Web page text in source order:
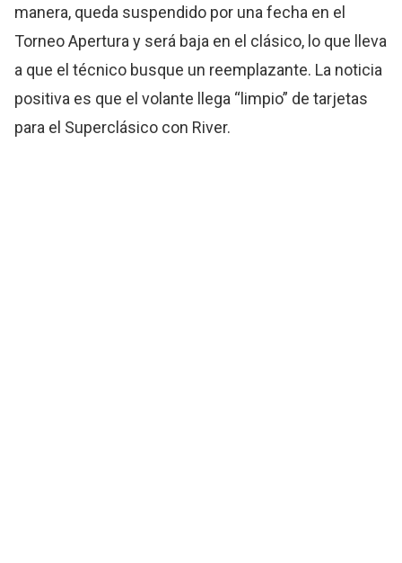
manera, queda suspendido por una fecha en el
Torneo Apertura y será baja en el clásico, lo que lleva
a que el técnico busque un reemplazante. La noticia
positiva es que el volante llega “limpio” de tarjetas
para el Superclásico con River.